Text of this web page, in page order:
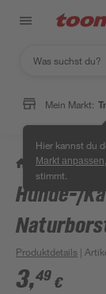
Mein Markt:
Hier kannst du
Markt anpassen
stimmt.
/ Garten &
Hunde-/
Produktdetails |
3,49 €